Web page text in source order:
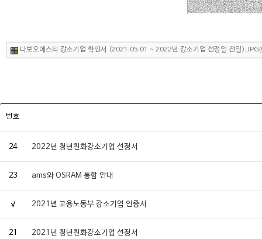
다보오에스티 강소기업 확인서 (2021.05.01 ~ 2022년 강소기업 선정일 전일).JPG
번호
24 2022년 청년친화강소기업 선정서
23 ams와 OSRAM 통합 안내
√ 2021년 고용노동부 강소기업 인증서
21 2021년 청년친화강소기업 선정서